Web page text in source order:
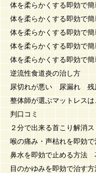
体を柔らかくする即効で
体を柔らかくする即効で
体を柔らかくする即効で
体を柔らかくする即効で
体を柔らかくする即効で簡
逆流性食道炎の治し方
尿切れが悪い 尿漏れ 残
整体師が選ぶマットレス
判口コミ
２分で出来る首こり解消ス
喉の痛み・声枯れを即効
鼻水を即効で止める方
目のかゆみを即効で治す